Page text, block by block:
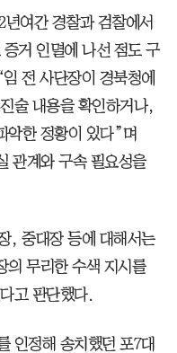
여간 경찰과 검찰에서
거 인멸에 나선 점도 구
전 사단장이 경북청에
술 내용을 확인하거나,
악한 정황이 있다”며
관계와 구속 필요성을
, 중대장 등에 대해서는
의 무리한 수색 지시를
고 판단했다.
인정해 송치했던 포7대